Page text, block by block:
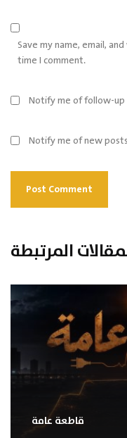
Save my name, email,
time I comment.
Notify me of follow-up
Notify me of new
المرتبطة
قاطعة عامة